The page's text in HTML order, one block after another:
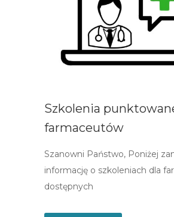
Szkolenia
farmaceutów
Szanowni Państwo, Poniżej
informację o szkoleniach dla
dostępnych